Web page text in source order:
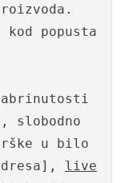
popusta
slobodno
u bilo
live